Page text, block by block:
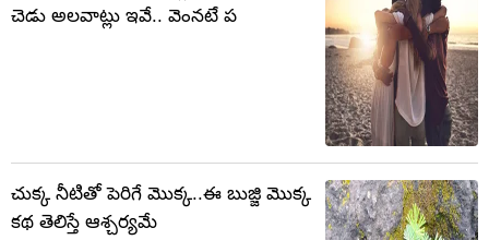
చెడు అలవాట్లు ఇవే.. వెంనటే ప
చుక్క నీటితో పెరిగే మొక్క..ఈ బుజ్జి మొక్క
కథ తెలిస్తే ఆశ్చర్యమే